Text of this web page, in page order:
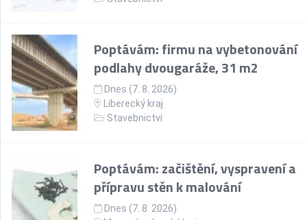
Poptávám: firmu na vybetonování
podlahy dvougaráže, 31 m2
Dnes (7. 8. 2026)
Liberecký kraj
Stavebnictví
Poptávám: začištění, vyspravení a
přípravu stěn k malování
Dnes (7. 8. 2026)